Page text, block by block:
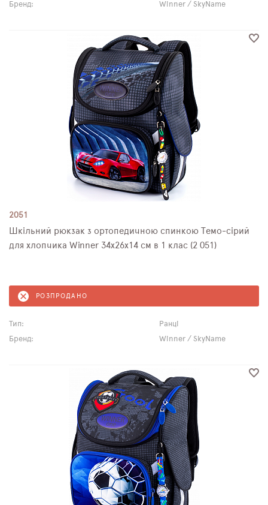
Бренд:
Winner / SkyName
2051
Шкільний рюкзак з ортопедичною спинкою Темо-сірий
для хлопчика Winner 34х26х14 см в 1 клас (2 051)
РОЗПРОДАНО
Тип:
Ранці
Бренд:
Winner / SkyName